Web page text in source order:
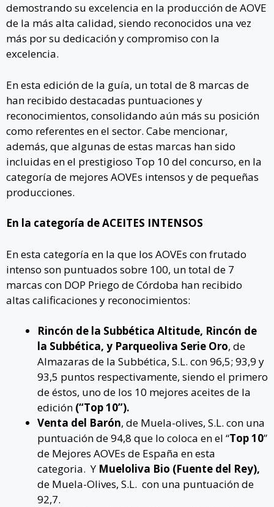
demostrando su excelencia en la producción de AOVE
de la más alta calidad, siendo reconocidos una vez
más por su dedicación y compromiso con la
excelencia.
En esta edición de la guía, un total de 8 marcas de
han recibido destacadas puntuaciones y
reconocimientos, consolidando aún más su posición
como referentes en el sector. Cabe mencionar,
además, que algunas de estas marcas han sido
incluidas en el prestigioso Top 10 del concurso, en la
categoría de mejores AOVEs intensos y de pequeñas
producciones.
En la categoría de ACEITES INTENSOS
En esta categoría en la que los AOVEs con frutado
intenso son puntuados sobre 100, un total de 7
marcas con DOP Priego de Córdoba han recibido
altas calificaciones y reconocimientos:
Rincón de la Subbética Altitude, Rincón de
la Subbética, y Parqueoliva Serie Oro, de
Almazaras de la Subbética, S.L. con 96,5; 93,9 y
93,5 puntos respectivamente, siendo el primero
de éstos, uno de los 10 mejores aceites de la
edición (“Top 10”).
Venta del Barón, de Muela-olives, S.L. con una
puntuación de 94,8 que lo coloca en el “Top 10”
de Mejores AOVEs de España en esta
categoria. Y Mueloliva Bio (Fuente del Rey),
de Muela-Olives, S.L. con una puntuación de
92,7.